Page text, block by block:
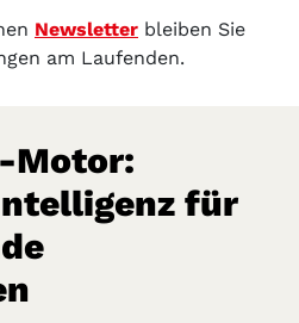
Newsletter bleiben Sie
am Laufenden.
Motor:
für